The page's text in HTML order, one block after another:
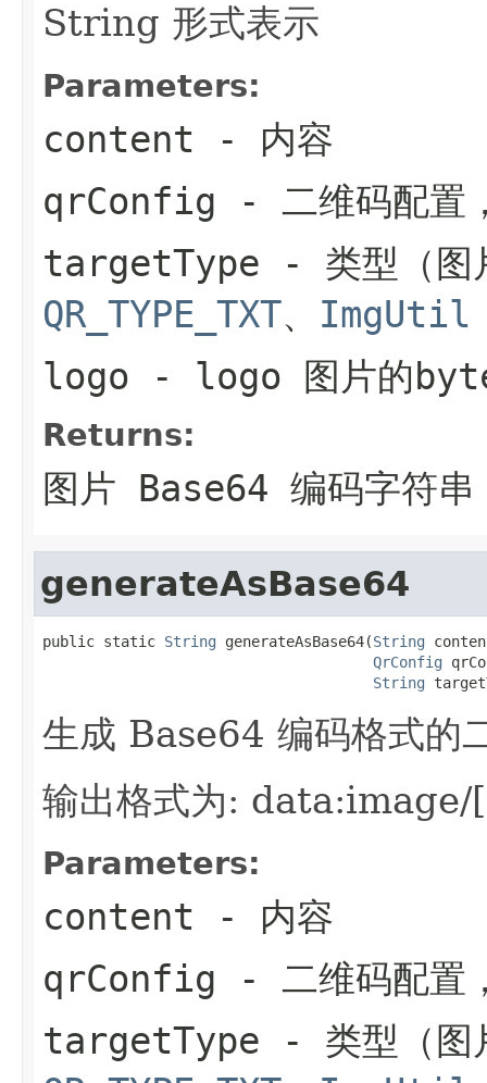
String 形式表示
Parameters:
content - 内容
qrConfig - 二维码配置
targetType - 类型（图
QR_TYPE_TXT、 ImgUtil
logo - logo 图片的
Returns:
图片 Base64 编码字符串
generateAsBase64
public static String generateAsBase64(String
QrConfig
String
生成 Base64 编码格式的
输出格式为:
Parameters:
content - 内容
qrConfig - 二维码配置
targetType - 类型（图